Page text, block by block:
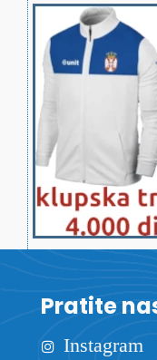
Pratite
Instagram